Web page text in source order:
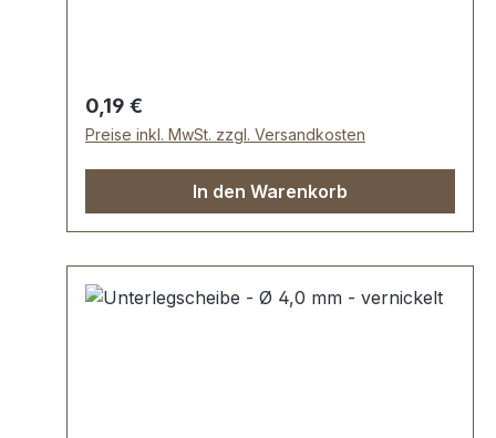
Regulärer Preis:
0,19 €
Preise inkl. MwSt. zzgl. Versandkosten
In den Warenkorb